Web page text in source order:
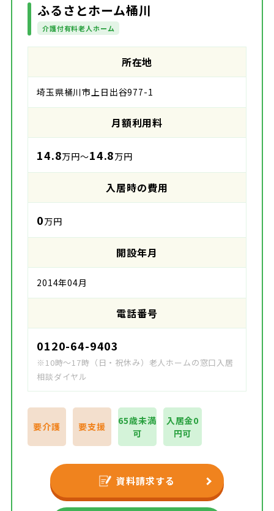
ふるさとホーム桶川
介護付有料老人ホーム
所在地
埼玉県桶川市上日出谷977-1
月額利用料
14.8万円～14.8万円
入居時の費用
0万円
開設年月
2014年04月
電話番号
0120-64-9403
※10時～17時（日・祝休み）老人ホームの窓口入居
相談ダイヤル
要介護 要支援
65歳未満
可
入居金0
円可
資料請求する